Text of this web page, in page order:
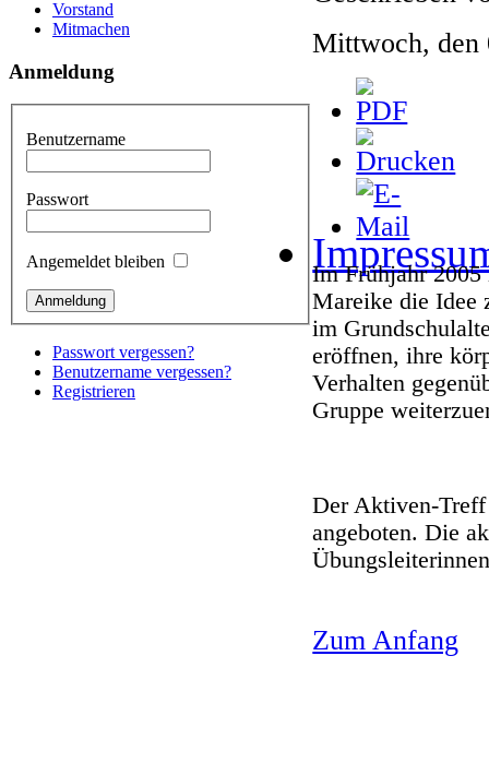
Mittwoch, den
Im Frühjahr 2005
Mareike die Idee
im
eröffnen, ihre
Verhalten
Gruppe
Der Aktiven-
angeboten. Die
Zum Anfang
Vorstand
Mitmachen
Anmeldung
Benutzername
Passwort
Angemeldet bleiben
Passwort vergessen?
Benutzername vergessen?
Registrieren